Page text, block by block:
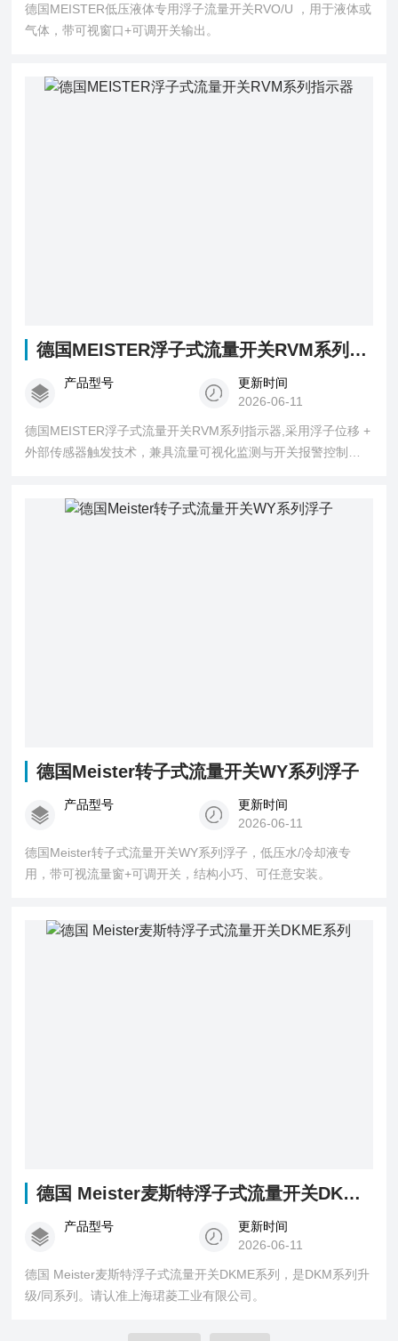
德国MEISTER低压液体专用浮子流量开关RVO/U ，用于液体或
气体，带可视窗口+可调开关输出。
德国MEISTER浮子式流量开关RVM系列指示器
产品型号
更新时间
2026-06-11
德国MEISTER浮子式流量开关RVM系列指示器,采用浮子位移 +
外部传感器触发技术，兼具流量可视化监测与开关报警控制功
德国Meister转子式流量开关WY系列浮子
产品型号
更新时间
2026-06-11
德国Meister转子式流量开关WY系列浮子，低压水/冷却液专
用，带可视流量窗+可调开关，结构小巧、可任意安装。
德国 Meister麦斯特浮子式流量开关DKME系列
产品型号
更新时间
2026-06-11
德国 Meister麦斯特浮子式流量开关DKME系列，是DKM系列升
级/同系列。请认准上海珺菱工业有限公司。